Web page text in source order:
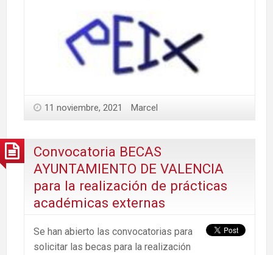
11 noviembre, 2021 Marcel
Convocatoria BECAS
AYUNTAMIENTO DE VALENCIA
para la realización de prácticas
académicas externas
Se han abierto las convocatorias para
solicitar las becas para la realización